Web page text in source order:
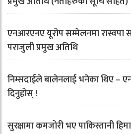
एनआरएनए यूरोप सम्मेलनमा रास्वपा
पराजुली प्रमुख अतिथि
निम्सदाईले बालेनलाई भनेका थिए –
दिनुहोस् !
सुरक्षामा कमजोरी भए पाकिस्तानी